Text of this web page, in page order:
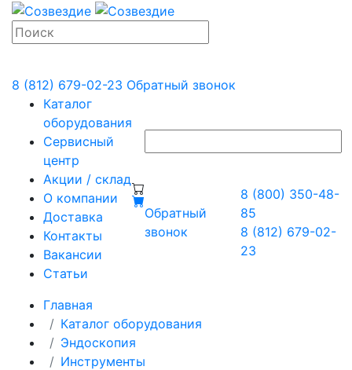
8 (812) 679-02-23 Обратный звонок
Каталог
оборудования
Сервисный
центр
Акции / склад
О компании
Доставка
Контакты
Вакансии
Статьи
Обратный
звонок
8 (800) 350-48-
85
8 (812) 679-02-
23
Главная
Каталог оборудования
Эндоскопия
Инструменты